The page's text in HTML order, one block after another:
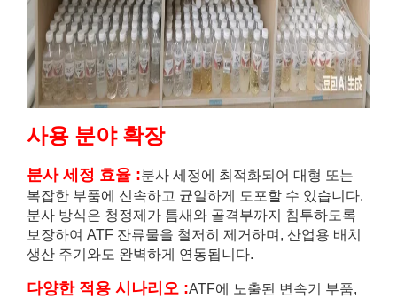
사용 분야 확장
분사 세정 효율 :분사 세정에 최적화되어 대형 또는
복잡한 부품에 신속하고 균일하게 도포할 수 있습니다.
분사 방식은 청정제가 틈새와 골격부까지 침투하도록
보장하여 ATF 잔류물을 철저히 제거하며, 산업용 배치
생산 주기와도 완벽하게 연동됩니다.
다양한 적용 시나리오 :ATF에 노출된 변속기 부품,